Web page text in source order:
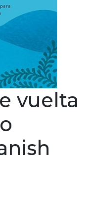
vuelta